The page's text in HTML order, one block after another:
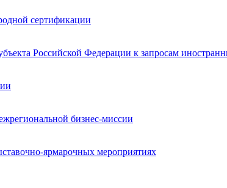
сертификации
Российской Федерации к запросам
бизнес-миссии
ярмарочных мероприятиях